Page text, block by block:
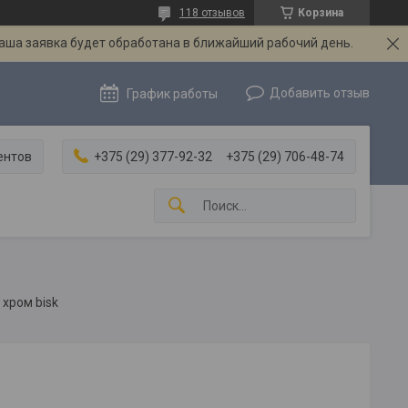
Корзина
118 отзывов
заявка будет обработана в ближайший рабочий день.
График работы Добавить отзыв
+375 (29) 377-92-32 +375 (29) 706-48-74
bisk